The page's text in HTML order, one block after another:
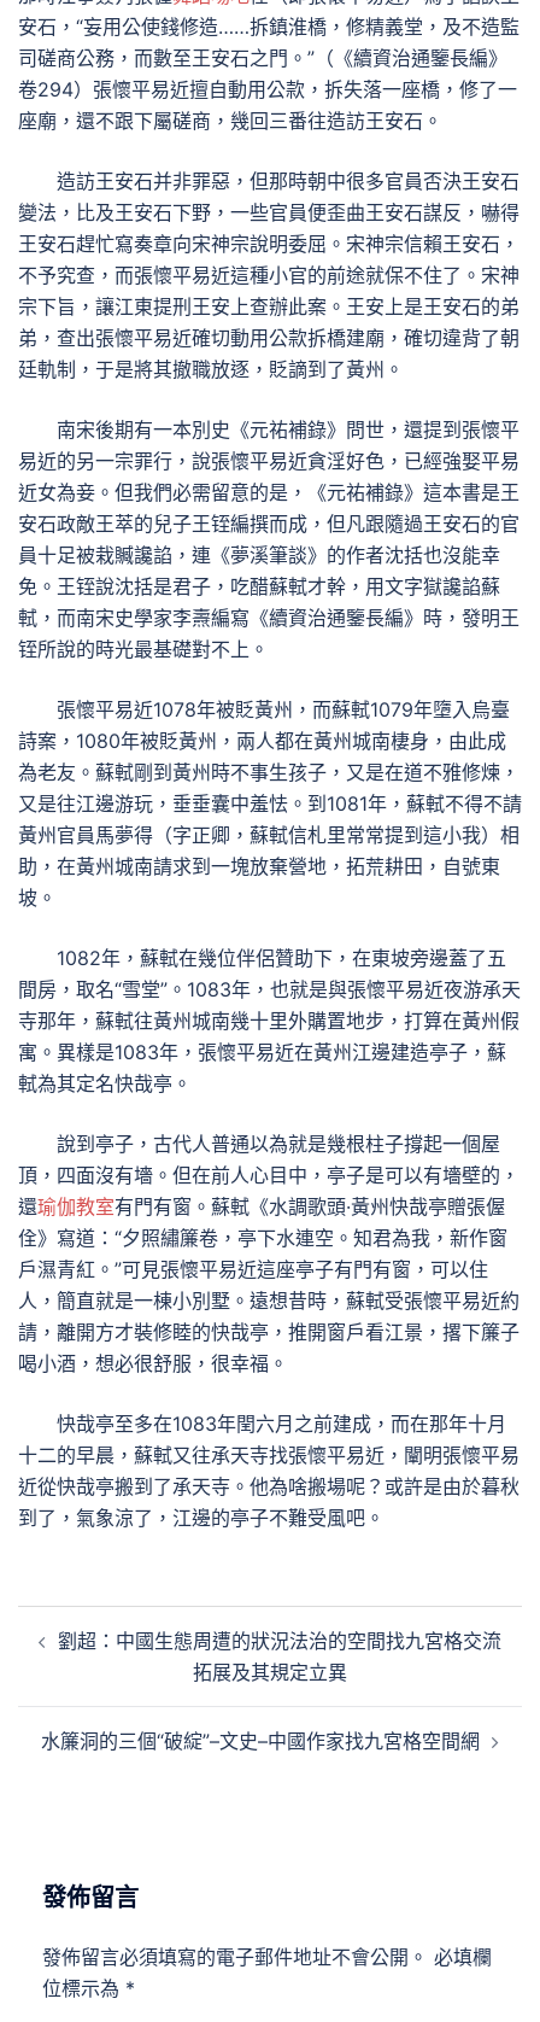
安石，“妄用公使錢修造……拆鎮淮橋，修精義堂，及不造監
司磋商公務，而數至王安石之門。”（《續資治通鑒長編》
卷294）張懷平易近擅自動用公款，拆失落一座橋，修了一
座廟，還不跟下屬磋商，幾回三番往造訪王安石。
造訪王安石并非罪惡，但那時朝中很多官員否決王安石
變法，比及王安石下野，一些官員便歪曲王安石謀反，嚇得
王安石趕忙寫奏章向宋神宗說明委屈。宋神宗信賴王安石，
不予究查，而張懷平易近這種小官的前途就保不住了。宋神
宗下旨，讓江東提刑王安上查辦此案。王安上是王安石的弟
弟，查出張懷平易近確切動用公款拆橋建廟，確切違背了朝
廷軌制，于是將其撤職放逐，貶謫到了黃州。
南宋後期有一本別史《元祐補錄》問世，還提到張懷平
易近的另一宗罪行，說張懷平易近貪淫好色，已經強娶平易
近女為妾。但我們必需留意的是，《元祐補錄》這本書是王
安石政敵王萃的兒子王铚編撰而成，但凡跟隨過王安石的官
員十足被栽贓讒諂，連《夢溪筆談》的作者沈括也沒能幸
免。王铚說沈括是君子，吃醋蘇軾才幹，用文字獄讒諂蘇
軾，而南宋史學家李燾編寫《續資治通鑒長編》時，發明王
铚所說的時光最基礎對不上。
張懷平易近1078年被貶黃州，而蘇軾1079年墮入烏臺
詩案，1080年被貶黃州，兩人都在黃州城南棲身，由此成
為老友。蘇軾剛到黃州時不事生孩子，又是在道不雅修煉，
又是往江邊游玩，垂垂囊中羞怯。到1081年，蘇軾不得不請
黃州官員馬夢得（字正卿，蘇軾信札里常常提到這小我）相
助，在黃州城南請求到一塊放棄營地，拓荒耕田，自號東
坡。
1082年，蘇軾在幾位伴侶贊助下，在東坡旁邊蓋了五
間房，取名“雪堂”。1083年，也就是與張懷平易近夜游承天
寺那年，蘇軾往黃州城南幾十里外購置地步，打算在黃州假
寓。異樣是1083年，張懷平易近在黃州江邊建造亭子，蘇
軾為其定名快哉亭。
說到亭子，古代人普通以為就是幾根柱子撐起一個屋
頂，四面沒有墻。但在前人心目中，亭子是可以有墻壁的，
還瑜伽教室有門有窗。蘇軾《水調歌頭·黃州快哉亭贈張偓
佺》寫道：“夕照繡簾卷，亭下水連空。知君為我，新作窗
戶濕青紅。”可見張懷平易近這座亭子有門有窗，可以住
人，簡直就是一棟小別墅。遠想昔時，蘇軾受張懷平易近約
請，離開方才裝修睦的快哉亭，推開窗戶看江景，撂下簾子
喝小酒，想必很舒服，很幸福。
快哉亭至多在1083年閏六月之前建成，而在那年十月
十二的早晨，蘇軾又往承天寺找張懷平易近，闡明張懷平易
近從快哉亭搬到了承天寺。他為啥搬場呢？或許是由於暮秋
到了，氣象涼了，江邊的亭子不難受風吧。
章 劉超：中國生態周遭的狀況法治的空間找九宮格交流
拓展及其規定立異
水簾洞的三個“破綻”–文史–中國作家找九宮格空間網
發佈留言
發佈留言必須填寫的電子郵件地址不會公開。 必填欄
位標示為 *